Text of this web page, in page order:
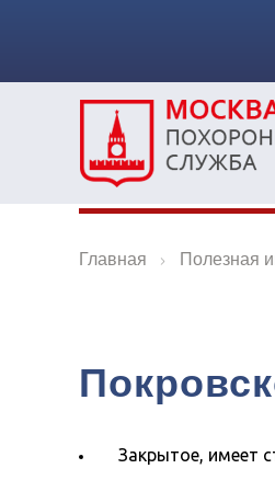
Главная Полезная
Закрытое, имеет